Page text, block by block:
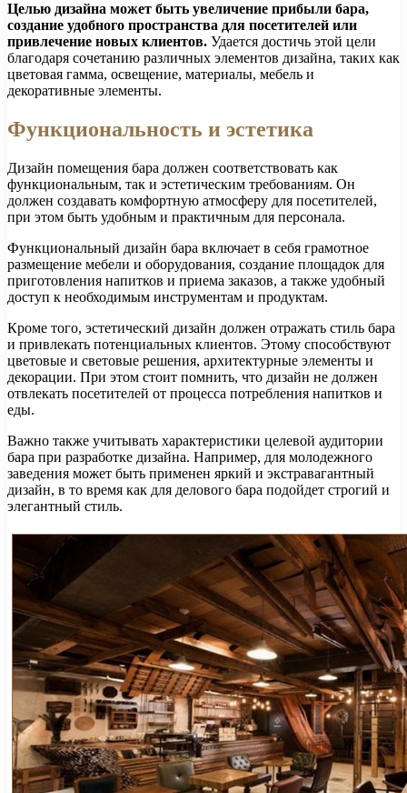
Целью дизайна может быть увеличение прибыли бара,
создание удобного пространства для посетителей или
привлечение новых клиентов. Удается достичь этой цели
благодаря сочетанию различных элементов дизайна, таких как
цветовая гамма, освещение, материалы, мебель и
декоративные элементы.
Функциональность и эстетика
Дизайн помещения бара должен соответствовать как
функциональным, так и эстетическим требованиям. Он
должен создавать комфортную атмосферу для посетителей,
при этом быть удобным и практичным для персонала.
Функциональный дизайн бара включает в себя грамотное
размещение мебели и оборудования, создание площадок для
приготовления напитков и приема заказов, а также удобный
доступ к необходимым инструментам и продуктам.
Кроме того, эстетический дизайн должен отражать стиль бара
и привлекать потенциальных клиентов. Этому способствуют
цветовые и световые решения, архитектурные элементы и
декорации. При этом стоит помнить, что дизайн не должен
отвлекать посетителей от процесса потребления напитков и
еды.
Важно также учитывать характеристики целевой аудитории
бара при разработке дизайна. Например, для молодежного
заведения может быть применен яркий и экстравагантный
дизайн, в то время как для делового бара подойдет строгий и
элегантный стиль.